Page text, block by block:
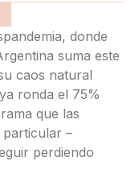
donde
suma este
caos natural
ronda el 75%
que las
particular –
perdiendo